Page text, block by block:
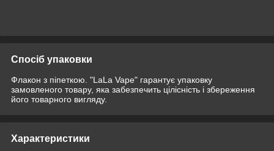
Спосіб упаковки
Флакон з піпеткою. "LaLa Vape" гарантує упаковку
замовленого товару, яка забезпечить цілісність і збереження
його товарного вигляду.
Характеристики